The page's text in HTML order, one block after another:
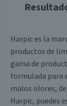
Harpic es la
productos de
gama de
formulada para
malos olores,
Harpic, puedes